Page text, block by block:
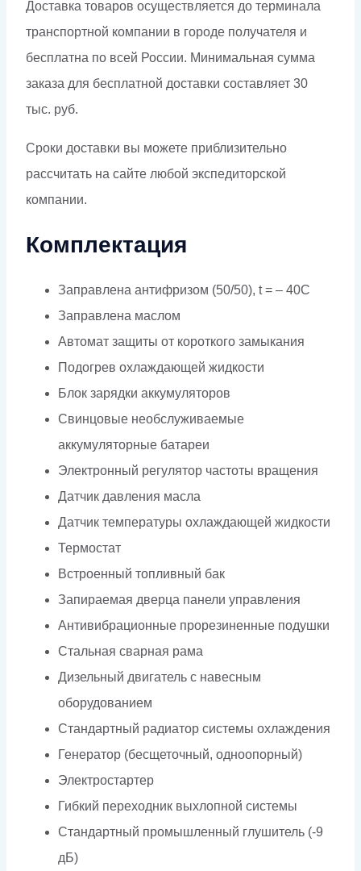
Доставка товаров осуществляется до терминала
транспортной компании в городе получателя и
бесплатна по всей России. Минимальная сумма
заказа для бесплатной доставки составляет 30
тыс. руб.
Сроки доставки вы можете приблизительно
рассчитать на сайте любой экспедиторской
компании.
Комплектация
Заправлена антифризом (50/50), t = – 40C
Заправлена маслом
Автомат защиты от короткого замыкания
Подогрев охлаждающей жидкости
Блок зарядки аккумуляторов
Свинцовые необслуживаемые
аккумуляторные батареи
Электронный регулятор частоты вращения
Датчик давления масла
Датчик температуры охлаждающей жидкости
Термостат
Встроенный топливный бак
Запираемая дверца панели управления
Антивибрационные прорезиненные подушки
Стальная сварная рама
Дизельный двигатель с навесным
оборудованием
Стандартный радиатор системы охлаждения
Генератор (бесщеточный, одноопорный)
Электростартер
Гибкий переходник выхлопной системы
Стандартный промышленный глушитель (-9
дБ)